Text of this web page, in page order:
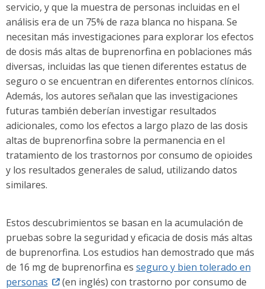
servicio, y que la muestra de personas incluidas en el
análisis era de un 75% de raza blanca no hispana. Se
necesitan más investigaciones para explorar los efectos
de dosis más altas de buprenorfina en poblaciones más
diversas, incluidas las que tienen diferentes estatus de
seguro o se encuentran en diferentes entornos clínicos.
Además, los autores señalan que las investigaciones
futuras también deberían investigar resultados
adicionales, como los efectos a largo plazo de las dosis
altas de buprenorfina sobre la permanencia en el
tratamiento de los trastornos por consumo de opioides
y los resultados generales de salud, utilizando datos
similares.
Estos descubrimientos se basan en la acumulación de
pruebas sobre la seguridad y eficacia de dosis más altas
de buprenorfina. Los estudios han demostrado que más
de 16 mg de buprenorfina es seguro y bien tolerado en
personas
(en inglés) con trastorno por consumo de